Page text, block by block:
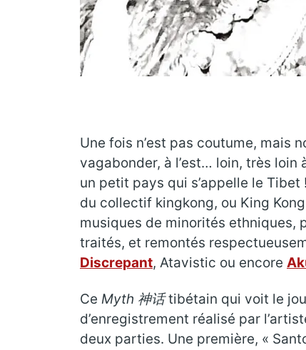
Une fois n’est pas coutume, mais
vagabonder, à l’est… loin, très loin
un petit pays qui s’appelle le
du collectif kingkong, ou King
musiques de minorités ethniques,
traités, et remontés
Discrepant, Atavistic ou encore
Ce Myth 神话tibétain qui voit le
d’enregistrement réalisé par
deux parties. Une première, «